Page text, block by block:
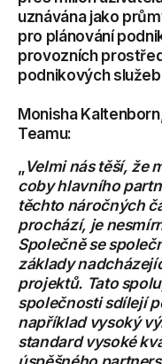
uznávána jako
pro plánování
provozních
podnikových služeb
Monisha
Teamu:
Velmi nás těší, že
coby hlavního
těchto náročných
prochází, je
Společně se
základy
projektů. Tato
společnosti sdílejí
například vysoký
standard vysoké